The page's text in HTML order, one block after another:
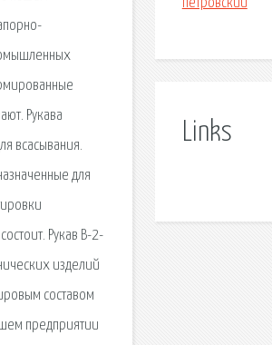
Рукава
всасывания.
для
Рукав В-2-
изделий
составом
предприятии
петровский
Links